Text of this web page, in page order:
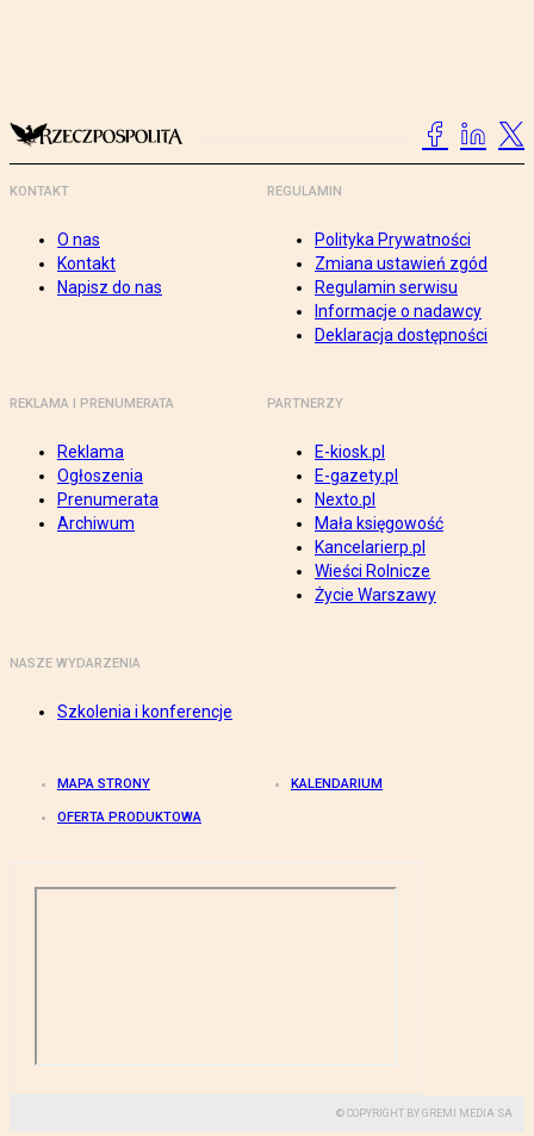
KONTAKT
O nas
Kontakt
Napisz do nas
REGULAMIN
Polityka Prywatności
Zmiana ustawień zgód
Regulamin serwisu
Informacje o nadawcy
Deklaracja dostępności
REKLAMA I PRENUMERATA
Reklama
Ogłoszenia
Prenumerata
Archiwum
PARTNERZY
E-kiosk.pl
E-gazety.pl
Nexto.pl
Mała księgowość
Kancelarierp.pl
Wieści Rolnicze
Życie Warszawy
NASZE WYDARZENIA
Szkolenia i konferencje
MAPA STRONY KALENDARIUM
OFERTA PRODUKTOWA
© COPYRIGHT BY GREMI MEDIA SA